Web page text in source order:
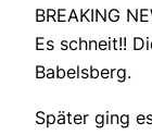
BREAKING
Es schneit!!
Babelsberg.
Später ging